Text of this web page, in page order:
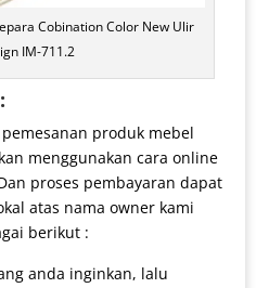
Cobination Color New Ulir
IM-711.2
produk mebel
menggunakan cara online
proses pembayaran dapat
atas nama owner kami
berikut :
anda inginkan, lalu